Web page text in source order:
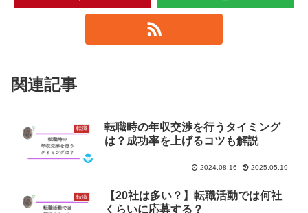
関連記事
転職
転職時の年収交渉を行うタイミング
は？成功率を上げるコツも解説
2024.08.16 2025.05.19
転職
【20社は多い？】転職活動では何社
くらいに応募する？